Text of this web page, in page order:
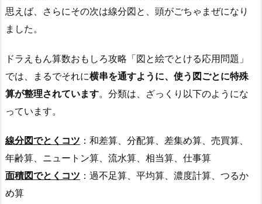
思えば、さらにその次は線分図と、頭がごちゃまぜになり
ました。
ドラえもん算数おもしろ攻略「図と絵でとける応用問題」
では、まるでそれに横串を通すように、使う図ごとに特殊
算が整理されています。分類は、ざっくり以下のようにな
っています。
線分図でとくコツ ：和差算、分配算、差集め算、売買算、
年齢算、ニュートン算、流水算、相当算、仕事算
面積図でとくコツ ：過不足算、平均算、濃度計算、つるか
め算